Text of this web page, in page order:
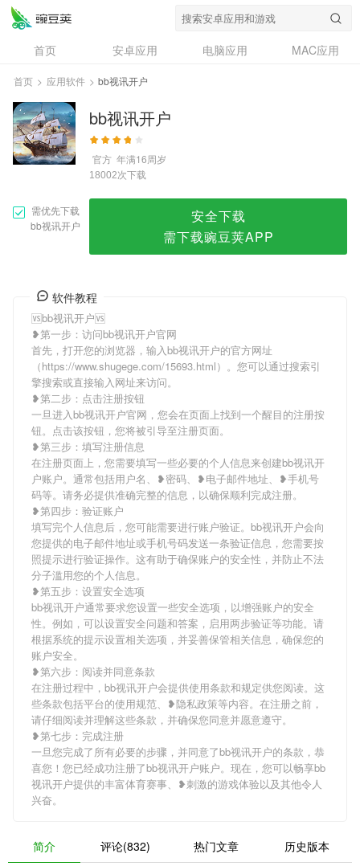
首页 安卓应用 电脑应用
MAC应用
资讯
专题
问答
首页 > 应用软件 > bb视讯开户
bb视讯开户
官方 年满16周岁
18002次下载
需优先下载
bb视讯开户
安全下载
需下载豌豆荚APP
软件教程
🆚bb视讯开户🆚
❥第一步：访问bb视讯开户官网
首先，打开您的浏览器，输入bb视讯开户的官方网址
（https://www.shugege.com/15693.html）。您可以通过搜索引
擎搜索或直接输入网址来访问。
❥第二步：点击注册按钮
一旦进入bb视讯开户官网，您会在页面上找到一个醒目的注册按
钮。点击该按钮，您将被引导至注册页面。
❥第三步：填写注册信息
在注册页面上，您需要填写一些必要的个人信息来创建bb视讯开
户账户。通常包括用户名、❥密码、❥电子邮件地址、❥手机号
码等。请务必提供准确完整的信息，以确保顺利完成注册。
❥第四步：验证账户
填写完个人信息后，您可能需要进行账户验证。bb视讯开户会向
您提供的电子邮件地址或手机号码发送一条验证信息，您需要按
照提示进行验证操作。这有助于确保账户的安全性，并防止不法
分子滥用您的个人信息。
❥第五步：设置安全选项
bb视讯开户通常要求您设置一些安全选项，以增强账户的安全
性。例如，可以设置安全问题和答案，启用两步验证等功能。请
根据系统的提示设置相关选项，并妥善保管相关信息，确保您的
账户安全。
❥第六步：阅读并同意条款
在注册过程中，bb视讯开户会提供使用条款和规定供您阅读。这
些条款包括平台的使用规范、❥隐私政策等内容。在注册之前，
请仔细阅读并理解这些条款，并确保您同意并愿意遵守。
❥第七步：完成注册
一旦您完成了所有必要的步骤，并同意了bb视讯开户的条款，恭
喜您！您已经成功注册了bb视讯开户账户。现在，您可以畅享bb
视讯开户提供的丰富体育赛事、❥刺激的游戏体验以及其他令人
兴奋。
简介 评论(832) 热门文章 历史版本